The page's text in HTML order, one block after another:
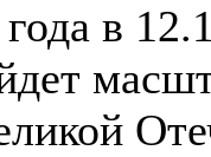
в